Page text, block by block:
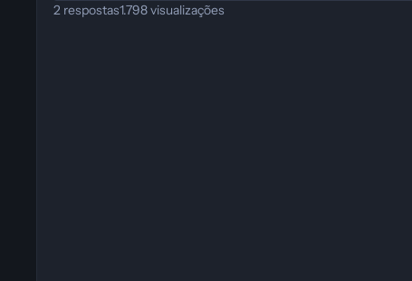
2 respostas1.798visualizações